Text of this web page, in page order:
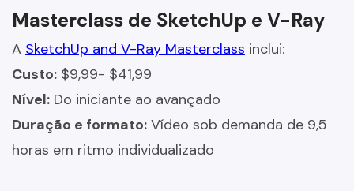
Masterclass de SketchUp e V-Ray
A SketchUp and V-Ray Masterclass inclui:
Custo: $9,99- $41,99
Nível: Do iniciante ao avançado
Duração e formato: Vídeo sob demanda de 9,5
horas em ritmo individualizado